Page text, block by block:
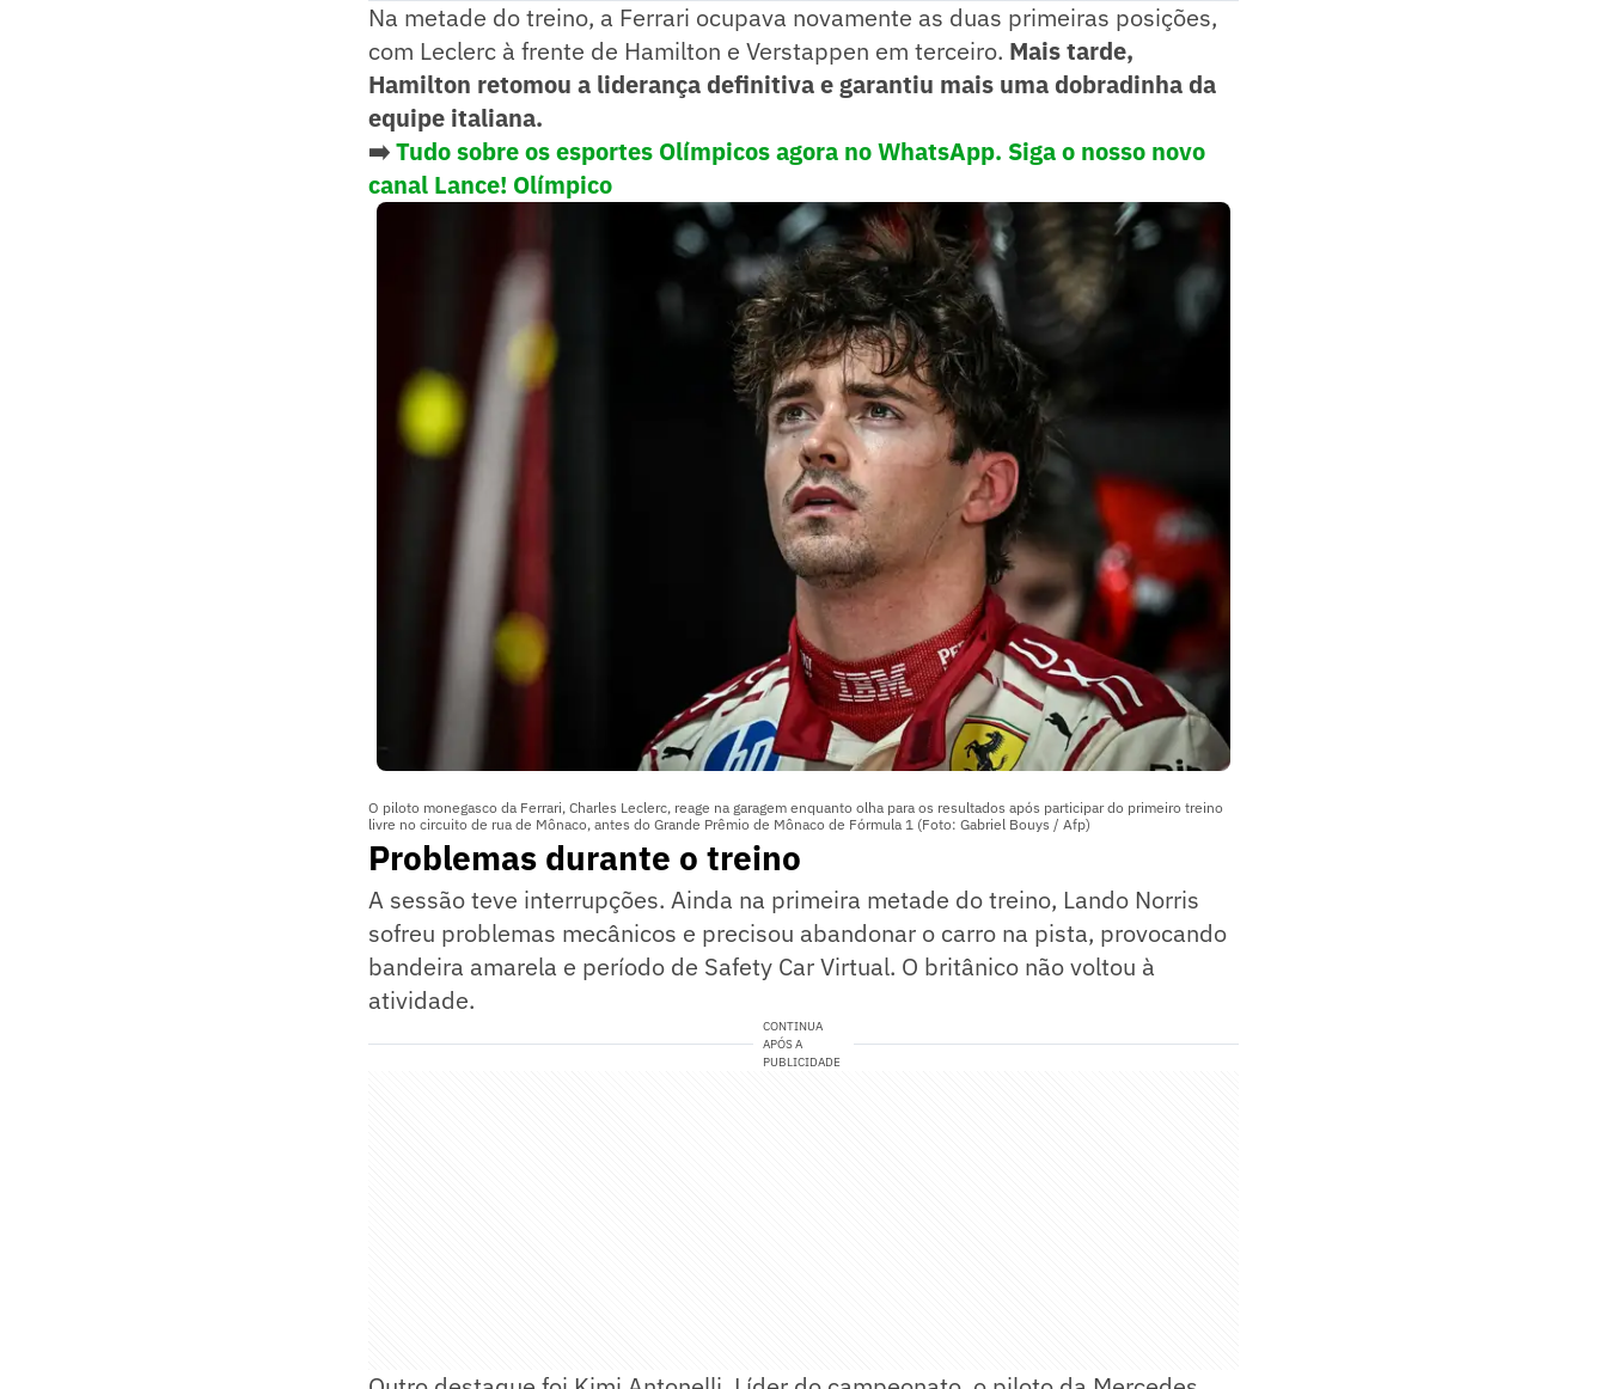
Na metade do treino, a Ferrari ocupava novamente as duas primeiras posições,
com Leclerc à frente de Hamilton e Verstappen em terceiro. Mais tarde,
Hamilton retomou a liderança definitiva e garantiu mais uma dobradinha da
equipe italiana.
➡️Tudo sobre os esportes Olímpicos agora no WhatsApp. Siga o nosso novo
canal Lance! Olímpico
O piloto monegasco da Ferrari, Charles Leclerc, reage na garagem enquanto olha para os resultados após participar do primeiro treino
livre no circuito de rua de Mônaco, antes do Grande Prêmio de Mônaco de Fórmula 1 (Foto: Gabriel Bouys / Afp)
Problemas durante o treino
A sessão teve interrupções. Ainda na primeira metade do treino, Lando Norris
sofreu problemas mecânicos e precisou abandonar o carro na pista, provocando
bandeira amarela e período de Safety Car Virtual. O britânico não voltou à
atividade.
CONTINUA
APÓS A
PUBLICIDADE